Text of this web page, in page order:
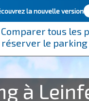
la nouvelle version
Comparer tous les
réserver le
à